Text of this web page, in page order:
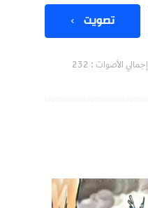
تصويت
إجمالي الأصوات : 232